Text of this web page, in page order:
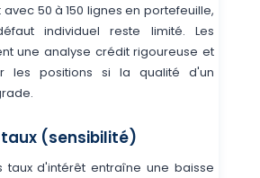
: avec 50 à 150 lignes en portefeuille,
individuel reste limité. Les
une analyse crédit rigoureuse et
les positions si la qualité d'un
taux (sensibilité)
taux d'intérêt entraîne une baisse